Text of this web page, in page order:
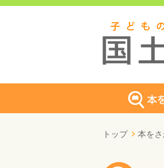
トップ 本を